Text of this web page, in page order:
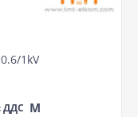
1kV
ДДС М